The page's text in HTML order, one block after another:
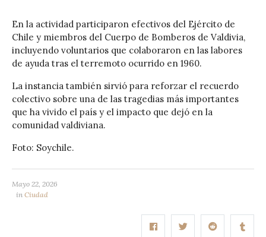
En la actividad participaron efectivos del Ejército de
Chile y miembros del Cuerpo de Bomberos de Valdivia,
incluyendo voluntarios que colaboraron en las labores
de ayuda tras el terremoto ocurrido en 1960.
La instancia también sirvió para reforzar el recuerdo
colectivo sobre una de las tragedias más importantes
que ha vivido el país y el impacto que dejó en la
comunidad valdiviana.
Foto: Soychile.
Mayo 22, 2026
in Ciudad